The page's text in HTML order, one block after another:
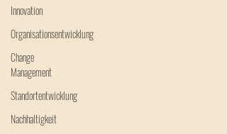
Innovation
Organisationsentwicklung
Change
Management
Standortentwicklung
Nachhaltigkeit